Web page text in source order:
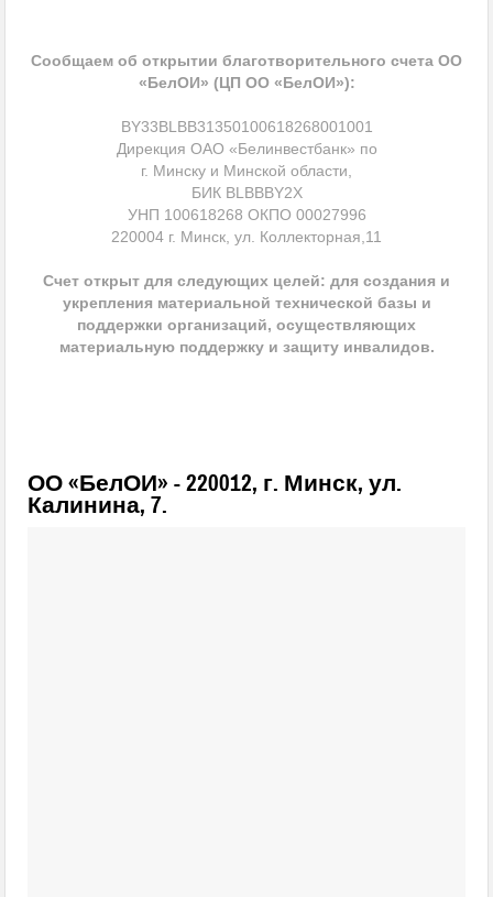
Сообщаем об открытии благотворительного счета ОО
«БелОИ» (ЦП ОО «БелОИ»):
BY33BLBB31350100618268001001
Дирекция ОАО «Белинвестбанк» по
г. Минску и Минской области,
БИК BLBBBY2X
УНП 100618268 ОКПО 00027996
220004 г. Минск, ул. Коллекторная,11
Счет открыт для следующих целей: для создания и
укрепления материальной технической базы и
поддержки организаций, осуществляющих
материальную поддержку и защиту инвалидов.
ОО «БелОИ» - 220012, г. Минск, ул.
Калинина, 7.